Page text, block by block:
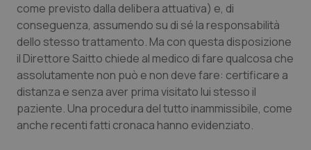
come previsto dalla delibera attuativa) e, di
conseguenza, assumendo su di sé la responsabilità
dello stesso trattamento. Ma con questa disposizione
il Direttore Saitto chiede al medico di fare qualcosa che
assolutamente non può e non deve fare: certificare a
distanza e senza aver prima visitato lui stesso il
paziente. Una procedura del tutto inammissibile, come
anche recenti fatti cronaca hanno evidenziato.